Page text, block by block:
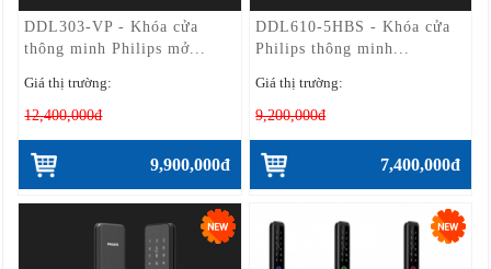
DDL303-VP - Khóa cửa
thông minh Philips mở...
Giá thị trường:
12,400,000đ
9,900,000đ
DDL610-5HBS - Khóa cửa
Philips thông minh...
Giá thị trường:
9,200,000đ
7,400,000đ